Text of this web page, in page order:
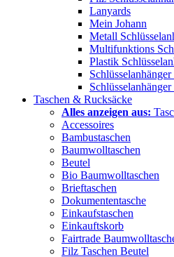
Lanyards
Mein Johann
Metall
Multifunktions
Plastik
Taschen & Rucksäcke
Alles anzeigen aus:
Accessoires
Bambustaschen
Baumwolltaschen
Beutel
Bio Baumwolltaschen
Brieftaschen
Dokumententasche
Einkaufstaschen
Einkauftskorb
Fairtrade
Filz Taschen Beutel